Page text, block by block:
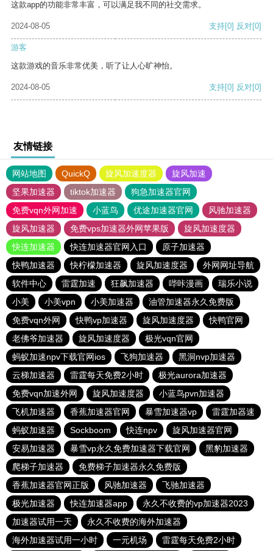
这款app的功能非常丰富，可以满足我不同的社交需求。
2024-08-05 支持[0] 反对[0]
游客
这款游戏的音乐非常优美，听了让人心旷神怡。
2024-08-05 支持[0] 反对[0]
友情链接
网站地图 QuickQ 旋风加速度器
旋风加速
坚果加速器
tiktok加速器
狗急加速器官网
免费vqn外网加速
小蓝鸟 优途加速器官网
风驰加速器
旋风加速器
免费vps加速器外网苹果版
旋风加速度器
快连加速器
快连加速器官网入口
原子加速器
快鸭加速器
快柠檬加速器 旋风加速度器
外网网址导航
软件中心
雷霆加速 狂飙加速器 哔咔漫画
瑞乐小说
小美
小美vpn 小美加速器
油管加速器永久免费版
免费vqn外网
快鸭vp加速器 旋风加速度器
快鸭官网
老佛爷加速器
旋风加速度器
极光vqn官网
蚂蚁加速npv下载官网ios
飞狗加速器
黑洞nvp加速器
云梯加速器
雷霆每天免费2小时
极光aurora加速器
免费vqn加速外网
旋风加速度器
小蓝鸟pvn加速器
飞机加速器
香蕉加速器官网 暴雪加速器vp
雷霆加器速
蚂蚁加速器
Sockboom 快连npv
旋风加速器官网
安易加速器
暴雪vp永久免费加速器下载官网
黑豹加速器
爬梯子加速器
免费梯子加速器永久免费版
香蕉加速器官网正版
风驰加速器
飞驰加速器
极光加速器
快连加速器app
永久不收费的vp加速器2023
加速器试用一天
永久不收费的海外加速器
海外加速器试用一小时
一元机场 雷霆每天免费2小时